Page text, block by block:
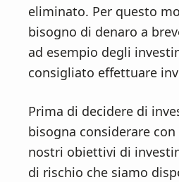
eliminato. Per questo
bisogno di denaro a
ad esempio degli
consigliato effettuare
Prima di decidere di
bisogna considerare
nostri obiettivi di
di rischio che siamo